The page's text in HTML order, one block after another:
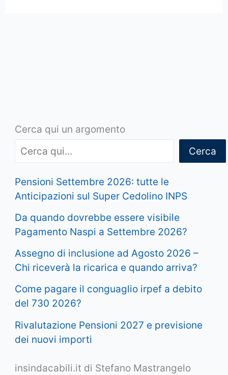
Cerca qui un argomento
Cerca
Pensioni Settembre 2026: tutte le
Anticipazioni sul Super Cedolino INPS
Da quando dovrebbe essere visibile
Pagamento Naspi a Settembre 2026?
Assegno di inclusione ad Agosto 2026 –
Chi riceverà la ricarica e quando arriva?
Come pagare il conguaglio irpef a debito
del 730 2026?
Rivalutazione Pensioni 2027 e previsione
dei nuovi importi
insindacabili.it di Stefano Mastrangelo